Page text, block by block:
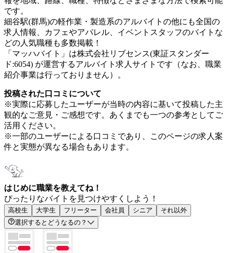
です。
細谷駅(群馬)の軽作業・製造系のアルバイトの他にも全国の
求人情報、カフェやアパレル、イベントスタッフのバイトな
どの人気職種も多数掲載！
「マッハバイト」は株式会社リブセンス(東証スタンダー
ド:6054) が運営するアルバイト求人サイトです（なお、職業
紹介事業は行っておりません）。
投稿された口コミについて
※実際に応募したユーザーが当時の内容に基いて投稿した主
観的なご意見・ご感想です。あくまでも一つの参考としてご
活用ください。
※一部のユーザーによる口コミであり、このページの求人案
件と実態が異なる場合もあります。
はじめに職業を教えてね！
ぴったりなバイトを見つけやすくしよう！
高校生 大学生 フリーター 会社員 シニア
それ以外
選択するとどうなるの？